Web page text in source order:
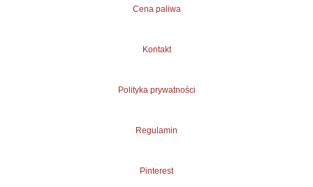
Cena paliwa
Kontakt
Polityka prywatności
Regulamin
Pinterest